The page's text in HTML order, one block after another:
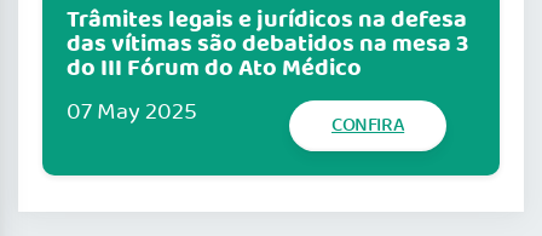
Trâmites legais e jurídicos na defesa
das vítimas são debatidos na mesa 3
do III Fórum do Ato Médico
07 May 2025 CONFIRA